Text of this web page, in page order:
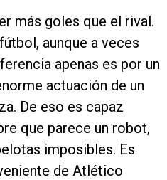
más goles que el rival.
aunque a veces
apenas es por un
actuación de un
De eso es capaz
que parece un robot,
imposibles. Es
de Atlético